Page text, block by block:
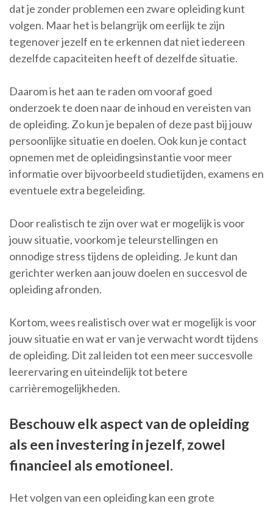
dat je zonder problemen een zware opleiding kunt
volgen. Maar het is belangrijk om eerlijk te zijn
tegenover jezelf en te erkennen dat niet iedereen
dezelfde capaciteiten heeft of dezelfde situatie.
Daarom is het aan te raden om vooraf goed
onderzoek te doen naar de inhoud en vereisten van
de opleiding. Zo kun je bepalen of deze past bij jouw
persoonlijke situatie en doelen. Ook kun je contact
opnemen met de opleidingsinstantie voor meer
informatie over bijvoorbeeld studietijden, examens en
eventuele extra begeleiding.
Door realistisch te zijn over wat er mogelijk is voor
jouw situatie, voorkom je teleurstellingen en
onnodige stress tijdens de opleiding. Je kunt dan
gerichter werken aan jouw doelen en succesvol de
opleiding afronden.
Kortom, wees realistisch over wat er mogelijk is voor
jouw situatie en wat er van je verwacht wordt tijdens
de opleiding. Dit zal leiden tot een meer succesvolle
leerervaring en uiteindelijk tot betere
carrièremogelijkheden.
Beschouw elk aspect van de opleiding
als een investering in jezelf, zowel
financieel als emotioneel.
Het volgen van een opleiding kan een grote